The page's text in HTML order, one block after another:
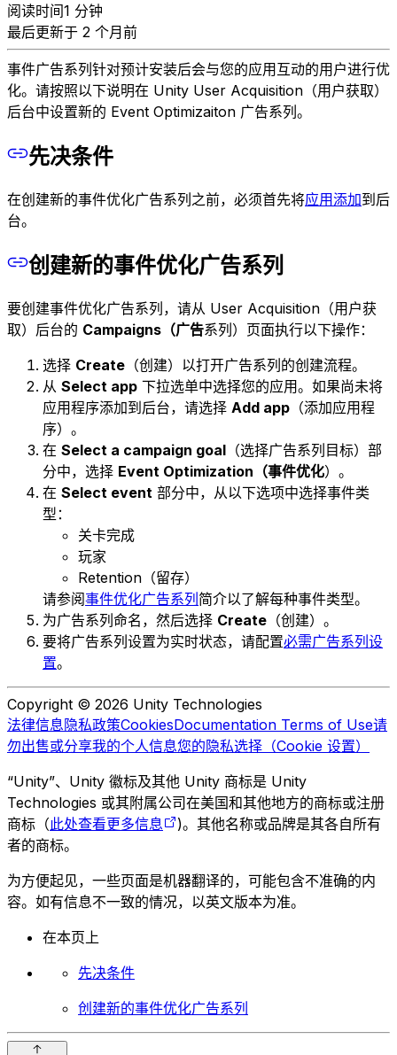
阅读时间1 分钟
最后更新于 2 个月前
事件广告系列针对预计安装后会与您的应用互动的用户进行优
化。请按照以下说明在 Unity User Acquisition（用户获取）
后台中设置新的 Event Optimizaiton 广告系列。
先决条件
在创建新的事件优化广告系列之前，必须首先将应用添加到后
台。
创建新的事件优化广告系列
要创建事件优化广告系列，请从 User Acquisition（用户获
取）后台的 Campaigns（广告系列）页面执行以下操作：
选择 Create （创建）以打开广告系列的创建流程。
从 Select app 下拉选单中选择您的应用。如果尚未将
应用程序添加到后台，请选择 Add app （添加应用程
序）。
在 Select a campaign goal （选择广告系列目标）部
分中，选择 Event Optimization（事件优化）。
在 Select event 部分中，从以下选项中选择事件类
型：
关卡完成
玩家
Retention（留存）
请参阅事件优化广告系列简介以了解每种事件类型。
为广告系列命名，然后选择 Create （创建）。
要将广告系列设置为实时状态，请配置必需广告系列设
置。
Copyright © 2026 Unity Technologies
法律信息隐私政策CookiesDocumentation Terms of Use请
勿出售或分享我的个人信息您的隐私选择（Cookie 设置）
“Unity”、Unity 徽标及其他 Unity 商标是 Unity
Technologies 或其附属公司在美国和其他地方的商标或注册
商标（此处查看更多信息
)。其他名称或品牌是其各自所有
者的商标。
为方便起见，一些页面是机器翻译的，可能包含不准确的内
容。如有信息不一致的情况，以英文版本为准。
在本页上
先决条件
创建新的事件优化广告系列